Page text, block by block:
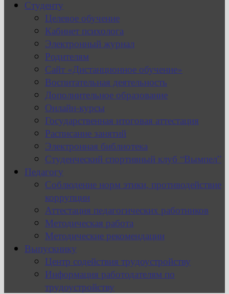
Студенту
Целевое обучение
Кабинет психолога
Электронный журнал
Родителям
Сайт «Дистанционное обучение»
Воспитательная деятельность
Дополнительное образование
Онлайн-курсы
Государственная итоговая аттестация
Расписание занятий
Электронная библиотека
Студенческий спортивный клуб “Вымпел”
Педагогу
Соблюдение норм этики, противодействие
коррупции
Аттестация педагогических работников
Методическая работа
Методические рекомендации
Выпускнику
Центр содействия трудоустройству
Информация работодателям по
трудоустройству